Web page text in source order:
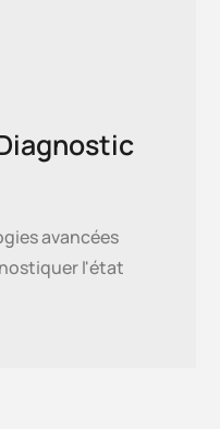
avancées
l'état